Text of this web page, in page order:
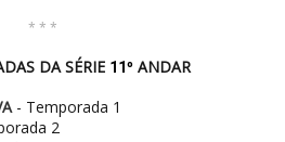
* * *
DA SÉRIE 11º ANDAR
- Temporada 1
2